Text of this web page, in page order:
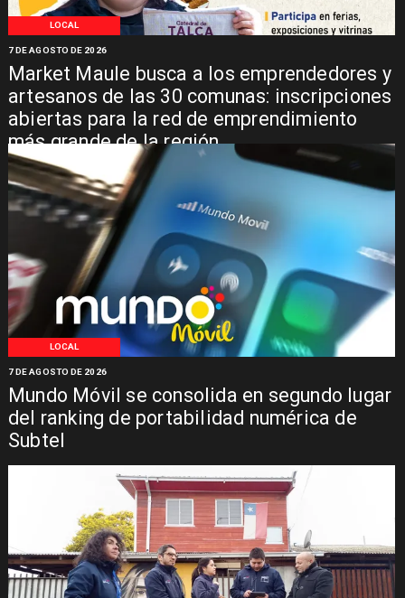
LOCAL
Market Maule busca a los emprendedores y
artesanos de las 30 comunas: inscripciones
abiertas para la red de emprendimiento
más grande de la región
7 DE AGOSTO DE 2026
LOCAL
Mundo Móvil se consolida en segundo lugar
del ranking de portabilidad numérica de
Subtel
7 DE AGOSTO DE 2026